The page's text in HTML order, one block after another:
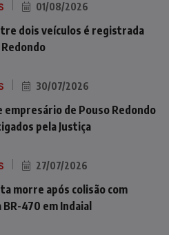
01/08/2026
dois veículos é registrada
30/07/2026
empresário de Pouso Redondo
pela Justiça
27/07/2026
morre após colisão com
470 em Indaial